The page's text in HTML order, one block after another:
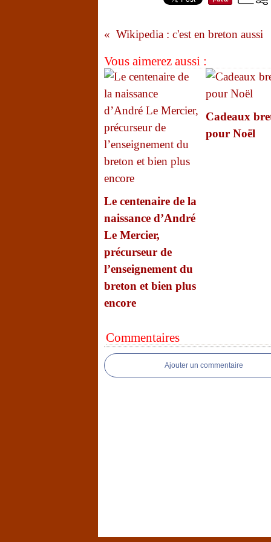
Wikipedia : c'est en breton aussi
Vous aimerez aussi :
Le centenaire de la
naissance d’André
Le Mercier,
précurseur de
l’enseignement du
breton et bien plus
encore
Cadeaux
pour Noël
Commentaires
Ajouter un commentaire